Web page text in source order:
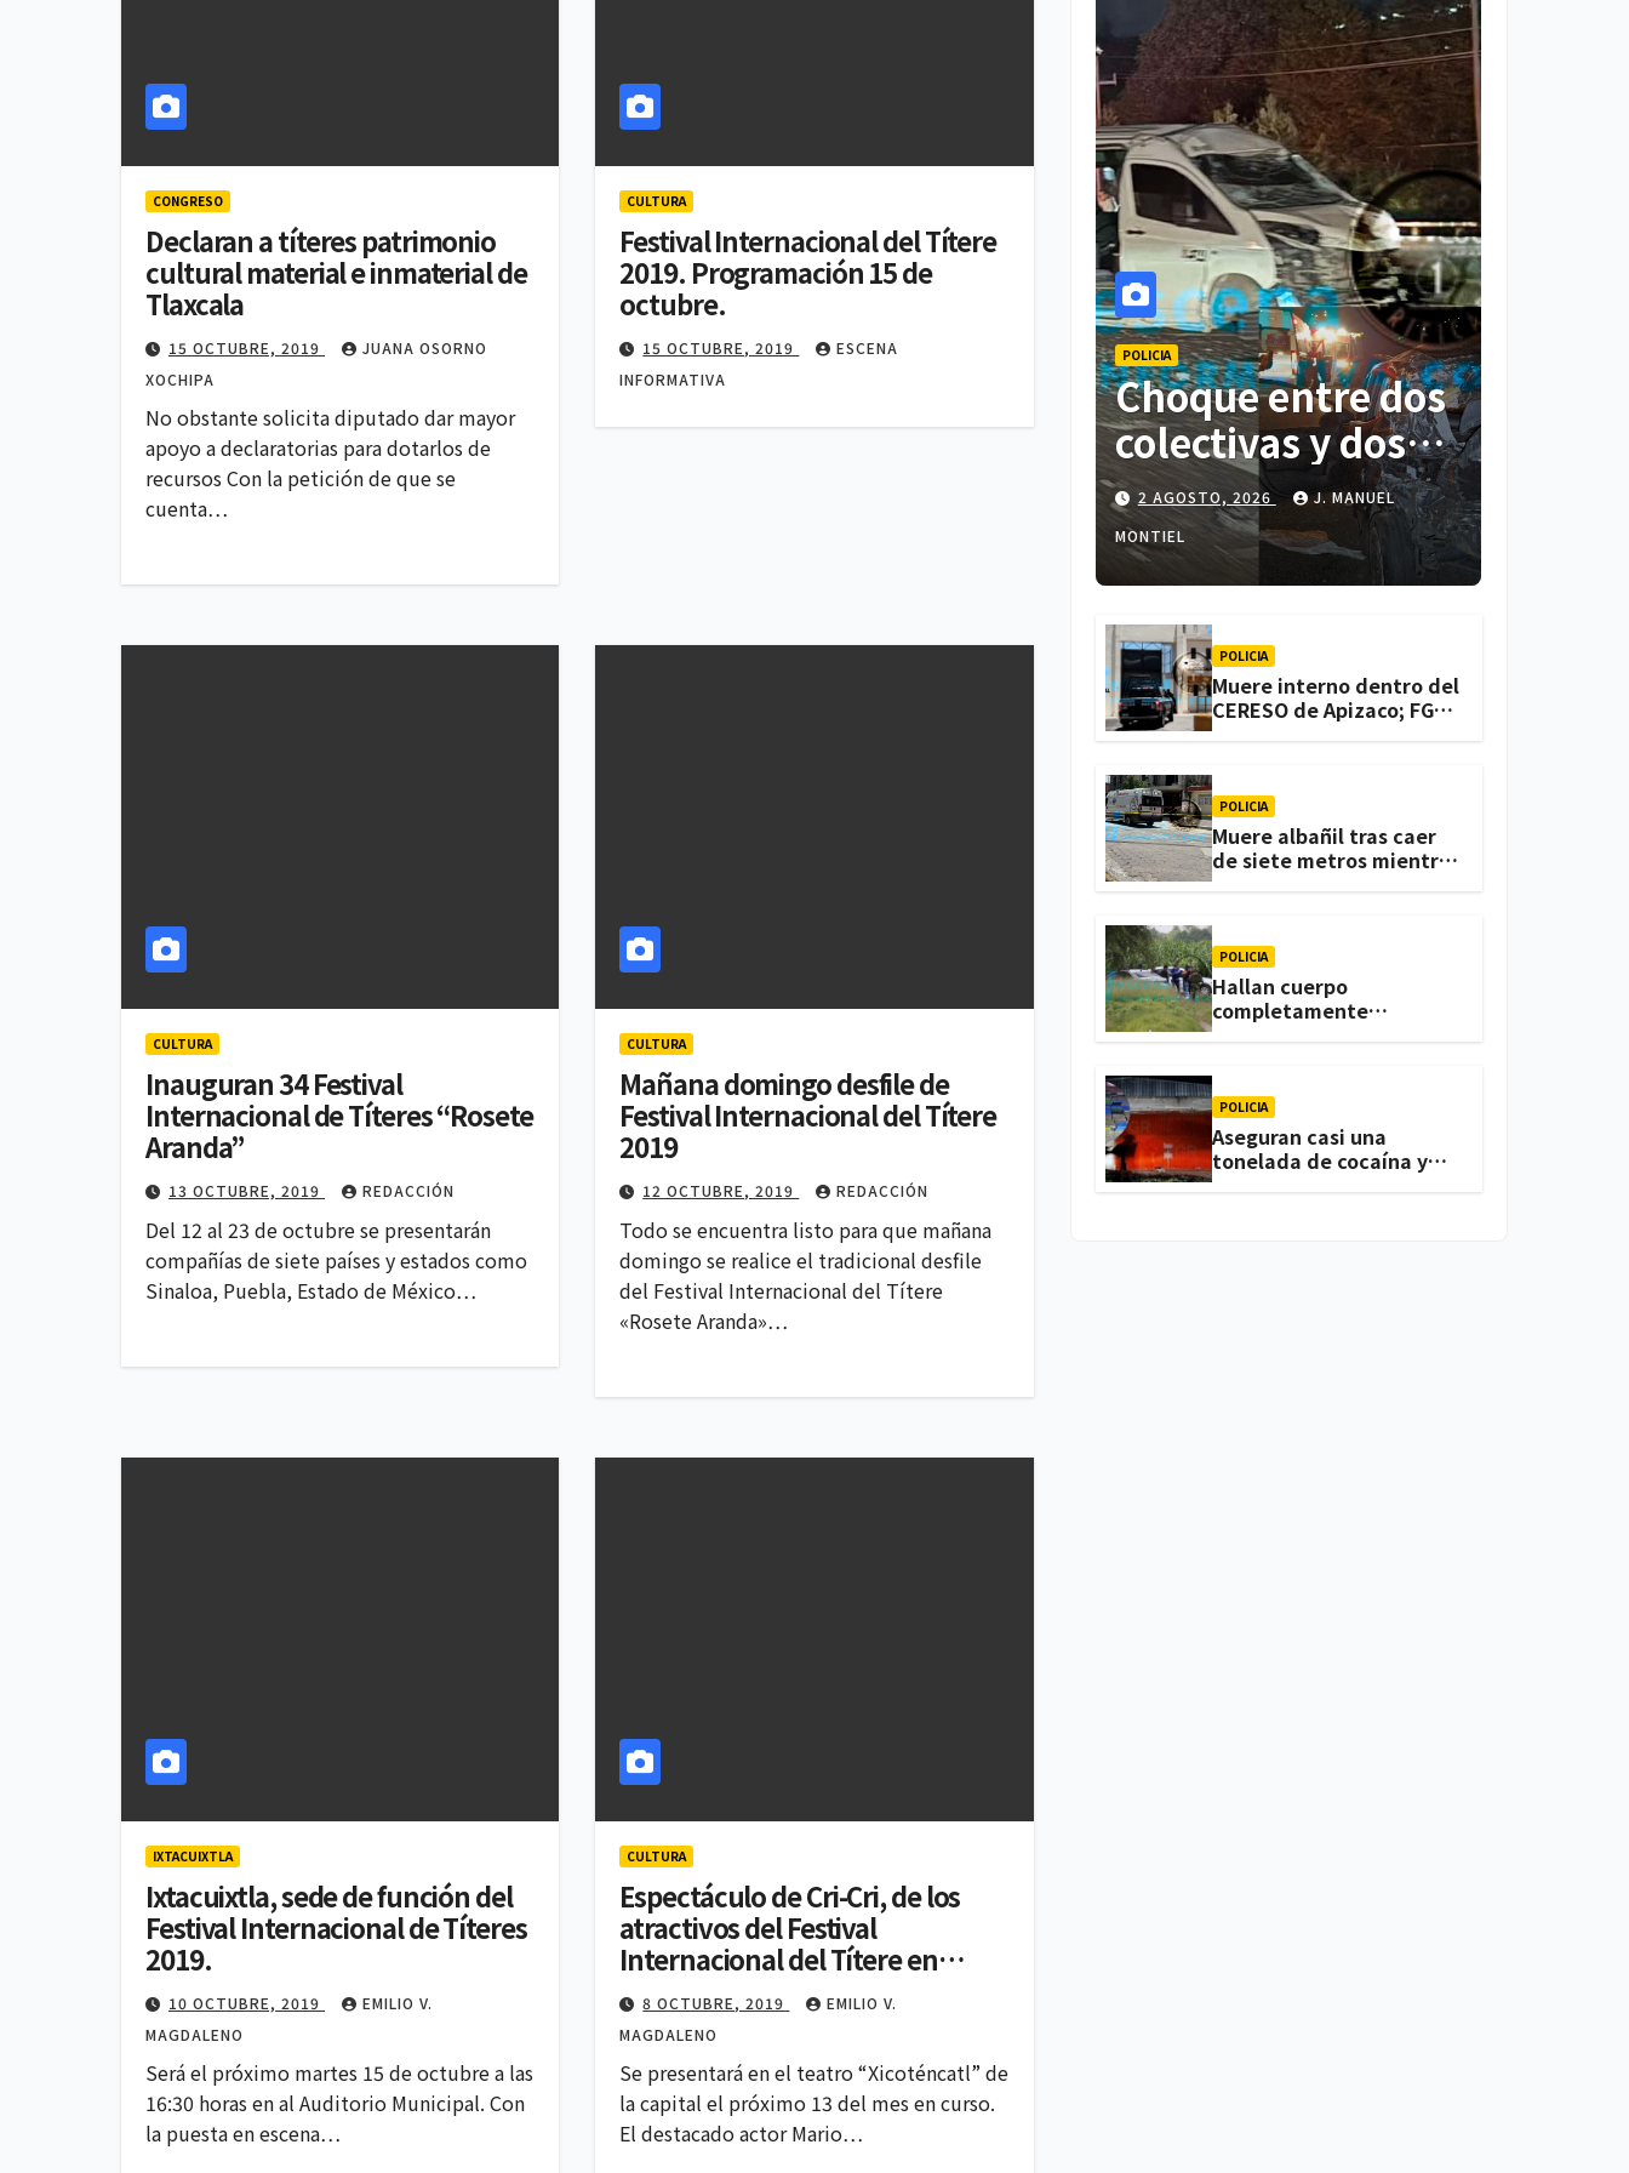
CONGRESO
Declaran a títeres patrimonio
cultural material e inmaterial de
Tlaxcala
15 OCTUBRE, 2019
JUANA OSORNO
XOCHIPA
No obstante solicita diputado dar mayor
apoyo a declaratorias para dotarlos de
recursos Con la petición de que se
cuenta…
CULTURA
Festival Internacional del Títere
2019. Programación 15 de
octubre.
15 OCTUBRE, 2019
ESCENA
INFORMATIVA
CULTURA
Inauguran 34 Festival
Internacional de Títeres “Rosete
Aranda”
13 OCTUBRE, 2019 REDACCIÓN
Del 12 al 23 de octubre se presentarán
compañías de siete países y estados como
Sinaloa, Puebla, Estado de México…
CULTURA
Mañana domingo desfile de
Festival Internacional del Títere
2019
12 OCTUBRE, 2019 REDACCIÓN
Todo se encuentra listo para que mañana
domingo se realice el tradicional desfile
del Festival Internacional del Títere
«Rosete Aranda»…
IXTACUIXTLA
Ixtacuixtla, sede de función del
Festival Internacional de Títeres
2019.
10 OCTUBRE, 2019
EMILIO V.
MAGDALENO
Será el próximo martes 15 de octubre a las
16:30 horas en al Auditorio Municipal. Con
la puesta en escena…
CULTURA
Espectáculo de Cri-Cri, de los
atractivos del Festival
Internacional del Títere en
Tlaxcala.
8 OCTUBRE, 2019
EMILIO V.
MAGDALENO
Se presentará en el teatro “Xicoténcatl” de
la capital el próximo 13 del mes en curso.
El destacado actor Mario…
POLICIA
Choque entre dos
colectivas y dos
vehículos deja
cinco personas
lesionadas en
Atlihuetzia
2 AGOSTO, 2026
J. MANUEL
MONTIEL
POLICIA
Muere interno dentro del
CERESO de Apizaco; FGJE
investiga el caso
POLICIA
Muere albañil tras caer
de siete metros mientras
trabajaba en una
POLICIA
Hallan cuerpo
completamente
calcinado en terrenos de
POLICIA
Aseguran casi una
tonelada de cocaína y
arsenal durante cateo,